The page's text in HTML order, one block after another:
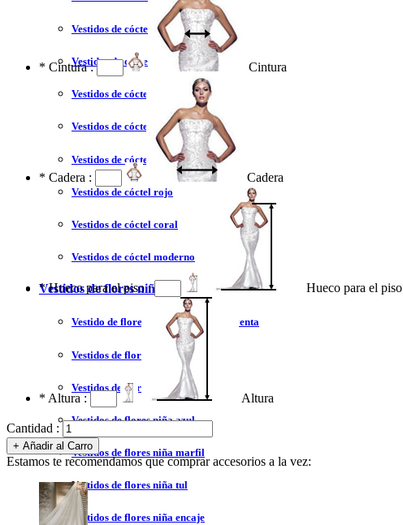
Vestidos de cóctel largo
Vestidos de cóctel corto
Vestidos de cóctel tallas grandes
Vestidos de cóctel sin tirantes
Vestidos de cóctel azul
Vestidos de cóctel rojo
Vestidos de cóctel coral
Vestidos de cóctel moderno
Vestidos de flores niña
Vestido de flores niña liquidación y venta
Vestidos de flores niña 2023
Vestidos de flores niña blanco
Vestidos de flores niña azul
Vestidos de flores niña marfil
Vestidos de flores niña tul
Vestidos de flores niña encaje
* Cintura : Cintura
* Cadera : Cadera
* Hueco para el piso : Hueco para el piso
* Altura : Altura
Cantidad :
Estamos te recomendamos que comprar accesorios a la vez: